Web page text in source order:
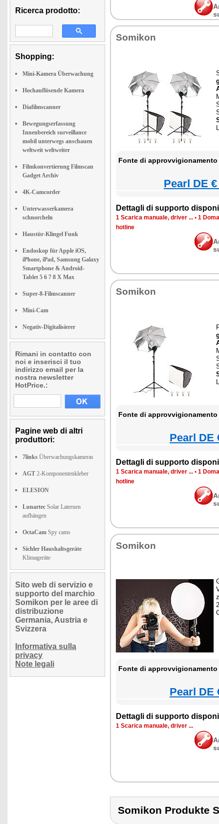
Ricerca prodotto:
Shopping:
Mini-Kamera Überwachung
Hochauflösende Kamera
Diafilmscanner
Bewegungserfassung
Innenbereich surveillance
mobil unterwegs anschauen
weltweit weltweiter
Filmkonvertierung Filmscan
Gadget Archiv
4K-Camcorder
Unterwasserkamera
schnorcheln
Haustür-Klingel Funk
Endoskop für Apple iOS,
iPhone, iPad, Samsung Galaxy
Smartphone & Android-
Tablet 5 6 7 8 X Max
Super-8-Filmscanner
Mini-Cam
Negativ-Digitalisierer
Rimani in contatto con
noi e inserisci il tuo
indirizzo email per la
nostra newsletter
HotPrice.:
Pagine web di altri
produttori:
7links Überwachungskameras
AGT 2-Komponentenkleber
ELESION
Lunartec Solar Laternen
aufhängen
OctaCam Spy cams
Sichler Haushaltsgeräte
Klimageräte
Sito web di servizio e
supporto del marchio
Somikon per le aree di
distribuzione
Germania, Austria e
Svizzera
Informativa sulla
privacy
Note legali
Somikon
Fonte di
Pearl DE
Dettagli di supporto
1 Scarica manuale, driver ... • 1
hotline
Somikon
Fonte di
Pearl DE
Dettagli di supporto
1 Scarica manuale, driver ... • 1
hotline
Somikon
Fonte di
Pearl DE
Dettagli di supporto
1 Scarica manuale, driver ...
Somikon Produkte